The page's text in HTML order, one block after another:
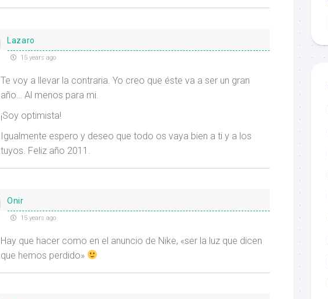
Lazaro
15 years ago
Te voy a llevar la contraria. Yo creo que éste va a ser un gran
año… Al menos para mi.
¡Soy optimista!
Igualmente espero y deseo que todo os vaya bien a ti y a los
tuyos. Feliz año 2011.
Onir
15 years ago
Hay que hacer como en el anuncio de Nike, «ser la luz que dicen
que hemos perdido»